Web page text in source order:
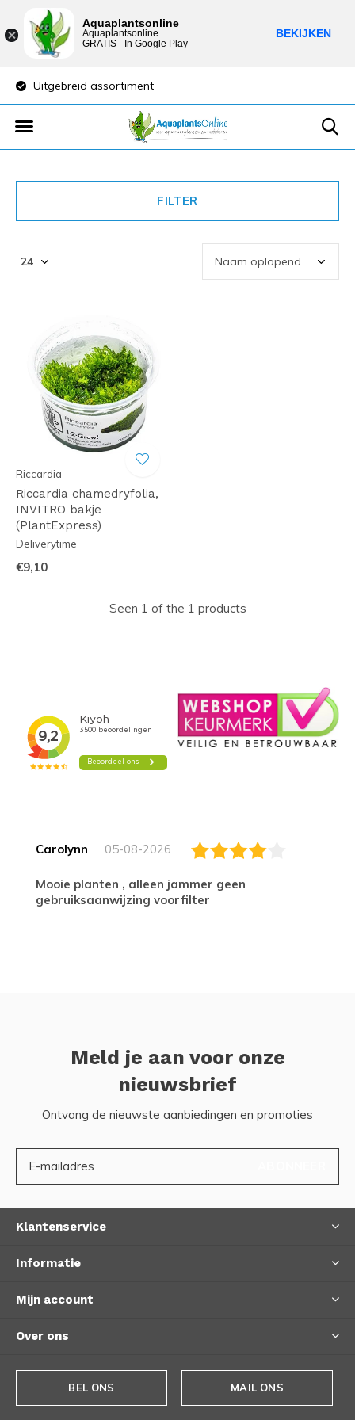
Uitgebreid assortiment
FILTER
Riccardia
Riccardia chamedryfolia,
INVITRO bakje
(PlantExpress)
Deliverytime
€9,10
Seen 1 of the 1 products
Carolynn 05-08-2026
Mooie planten , alleen jammer geen
gebruiksaanwijzing voorfilter
Meld je aan voor onze
nieuwsbrief
Ontvang de nieuwste aanbiedingen en promoties
Klantenservice
Informatie
Mijn account
Over ons
BEL ONS MAIL ONS
Aquaplantsonline
Aquaplantsonline
GRATIS - In Google Play
BEKIJKEN